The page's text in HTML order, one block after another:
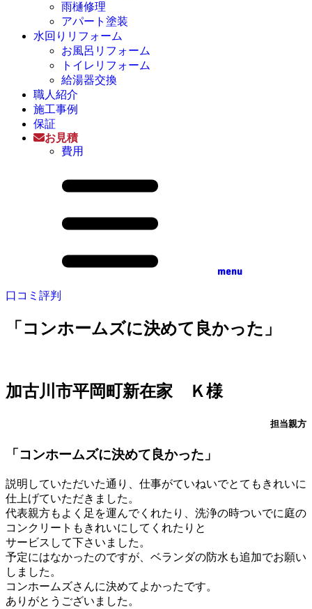
雨樋修理
アパート塗装
水回りリフォーム
お風呂リフォーム
トイレリフォーム
給湯器交換
職人紹介
施工事例
保証
お見積
費用
menu
口コミ評判
「コンホームズに決めて良かった」
加古川市平岡町新在家 Ｋ様
担当親方
「コンホームズに決めて良かった」
説明していただいた通り、仕事がていねいでとてもきれいに
仕上げていただきました。
代表親方もよく足を運んでくれたり、洗浄の時ついでに庭の
コンクリートもきれいにしてくれたりと
サービスして下さいました。
予定にはなかったのですが、ベランダの防水も追加でお願い
しました。
コンホームズさんに決めてよかったです。
ありがとうございました。